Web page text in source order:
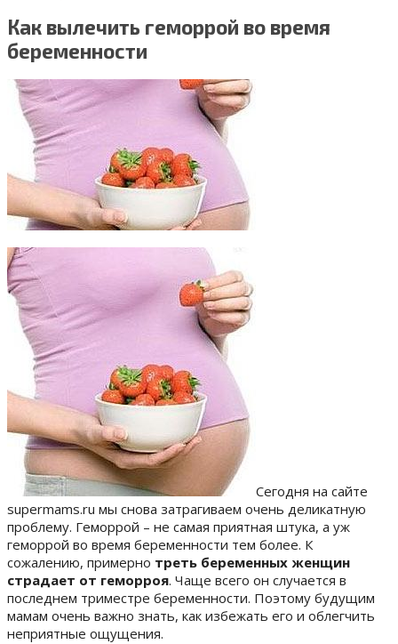
Как вылечить геморрой во время
беременности
Сегодня на сайте
supermams.ru мы снова затрагиваем очень деликатную
проблему. Геморрой – не самая приятная штука, а уж
геморрой во время беременности тем более. К
сожалению, примерно треть беременных женщин
страдает от геморроя. Чаще всего он случается в
последнем триместре беременности. Поэтому будущим
мамам очень важно знать, как избежать его и облегчить
неприятные ощущения.